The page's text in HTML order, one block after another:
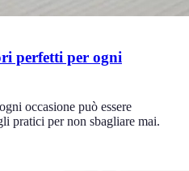
perfetti per ogni
occasione può essere
pratici per non sbagliare mai.